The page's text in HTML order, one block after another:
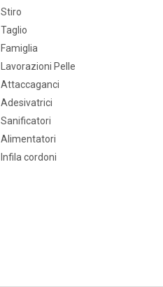
Stiro
Taglio
Famiglia
Lavorazioni Pelle
Attaccaganci
Adesivatrici
Sanificatori
Alimentatori
Infila cordoni